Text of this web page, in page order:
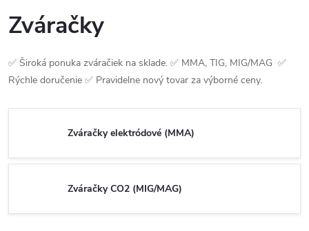
Zváračky
✅ Široká ponuka zváračiek na sklade. ✅ MMA, TIG, MIG/MAG ✅
Rýchle doručenie ✅ Pravidelne nový tovar za výborné ceny.
Zváračky elektródové (MMA)
Zváračky CO2 (MIG/MAG)